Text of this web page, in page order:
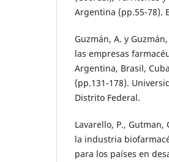
Argentina (pp.55-78).
Guzmán, A. y
las empresas
Argentina, Brasil,
(pp.131-178).
Distrito Federal.
Lavarello, P., Gutman,
la industria
para los países en